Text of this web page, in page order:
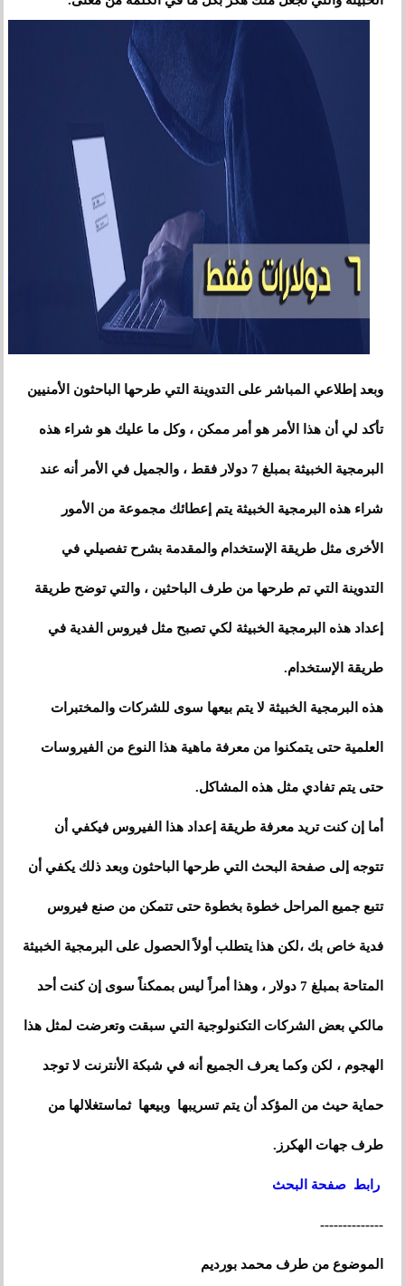
وبعد إطلاعي المباشر على التدوينة التي طرحها الباحثون الأمنيين
تأكد لي أن هذا الأمر هو أمر ممكن،وكل ما عليك هو شراء هذه
البرمجية الخبيثة بمبلغ 7 دولار فقط ،والجميل في الأمر أنه عند
شراء هذه البرمجية الخبيثة يتم إعطائك مجموعة من الأمور
الأخرى مثل طريقة الإستخدام والمقدمة بشرح تفصيلي في
التدوينة التي تم طرحها من طرف الباحثين،والتي توضح طريقة
إعداد هذه البرمجية الخبيثة لكي تصبح مثل فيروس الفدية في
طريقة الإستخدام.
هذه البرمجية الخبيثة لا يتم بيعها سوى للشركات والمختبرات
العلمية حتى يتمكنوا من معرفة ماهية هذا النوع من الفيروسات
حتى يتم تفادي مثل هذه المشاكل.
أما إن كنت تريد معرفة طريقة إعداد هذا الفيروس فيكفي أن
تتوجه إلى صفحة البحث التي طرحها الباحثون وبعد ذلك يكفي أن
تتبع جميع المراحل خطوة بخطوة حتى تتمكن من صنع فيروس
فدية خاص بك،لكن هذا يتطلب أولاً الحصول على البرمجية الخبيثة
المتاحة بمبلغ 7 دولار ،وهذا أمراً ليس بممكناً سوى إن كنت أحد
مالكي بعض الشركات التكنولوجية التي سبقت وتعرضت لمثل هذا
الهجوم، لكن وكما يعرف الجميع أنه في شبكة الأنترنت لا توجد
حماية حيث من المؤكد أن يتم تسريبها وبيعها ثماستغلالها من
طرف جهات الهكرز.
رابط صفحة البحث
--------------
الموضوع من طرف محمد بورديم